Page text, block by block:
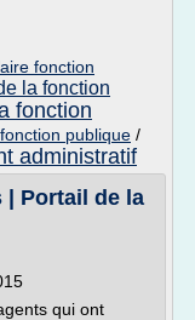
fonction
la fonction
fonction
publique /
administratif
| Portail de la
qui ont